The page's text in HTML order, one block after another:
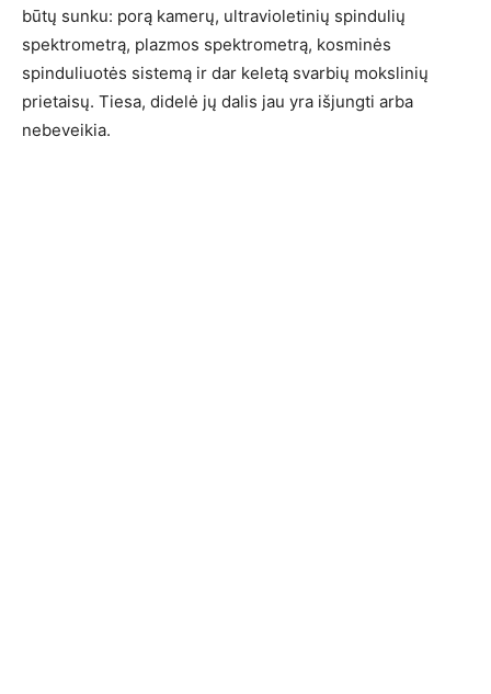
būtų sunku: porą kamerų, ultravioletinių spindulių
spektrometrą, plazmos spektrometrą, kosminės
spinduliuotės sistemą ir dar keletą svarbių mokslinių
prietaisų. Tiesa, didelė jų dalis jau yra išjungti arba
nebeveikia.